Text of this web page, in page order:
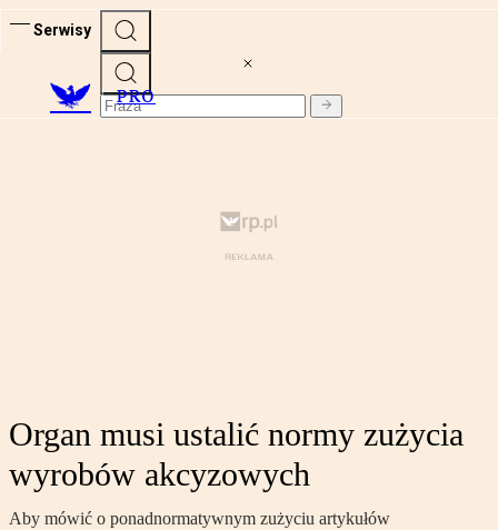
Serwisy
PRO
Organ musi ustalić normy zużycia
wyrobów akcyzowych
Aby mówić o ponadnormatywnym zużyciu artykułów